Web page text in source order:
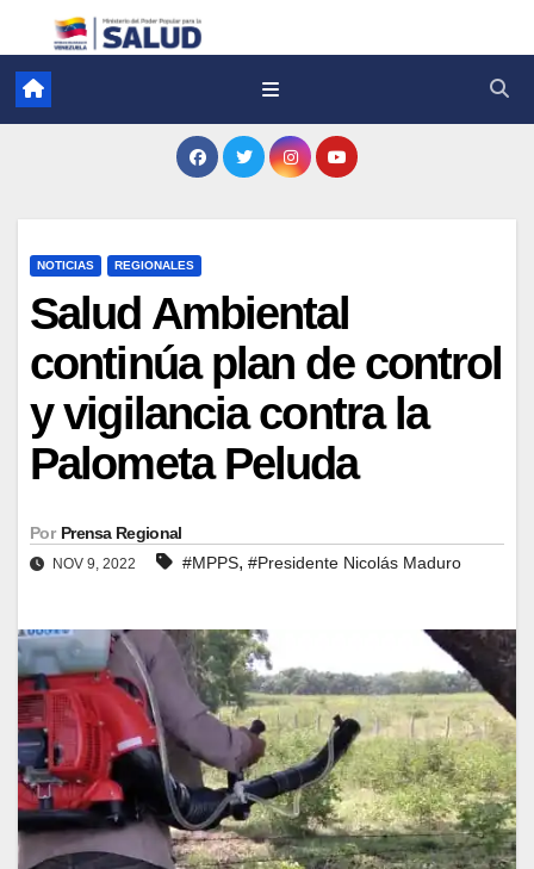
NOTICIAS REGIONALES
Salud Ambiental
continúa plan de control
y vigilancia contra la
Palometa Peluda
Por Prensa Regional
NOV 9, 2022 #MPPS, #Presidente Nicolás Maduro